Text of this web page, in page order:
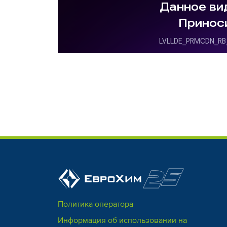
Политика оператора
Информация об использовании на